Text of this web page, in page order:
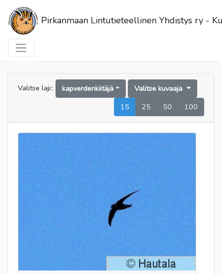
Pirkanmaan Lintutieteellinen Yhdistys ry -
Valitse laji:: kapverdenkiitäjä
Valitse kuvaaja
15
25 50 100